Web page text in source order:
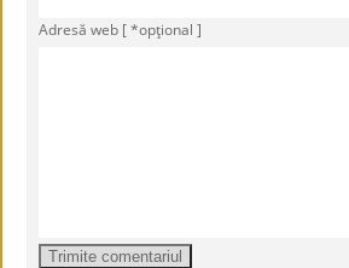
Adresă web [ *opţional ]